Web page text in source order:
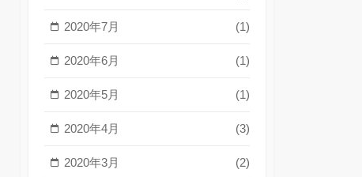
2020年7月 (1)
2020年6月 (1)
2020年5月 (1)
2020年4月 (3)
2020年3月 (2)